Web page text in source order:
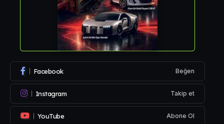
Facebook Beğen
Instagram Takip et
YouTube Abone Ol